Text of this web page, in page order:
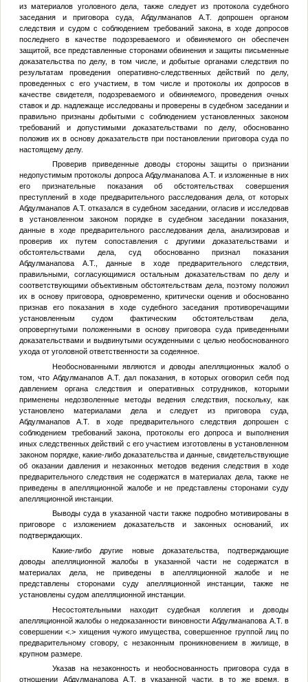
из материалов уголовного дела, также следует из протокола судебного
заседания и приговора суда, Абдулманапов А.Т. допрошен органом
следствия и судом с соблюдением требований закона, в ходе допросов
последнего в качестве подозреваемого и обвиняемого он обеспечен
защитой, все представленные сторонами обвинения и защиты письменные
доказательства по делу, в том числе, и добытые органами следствия по
результатам проведения оперативно-следственных действий по делу,
проведенных с его участием, в том числе и протоколы их допросов в
качестве свидетеля, подозреваемого и обвиняемого, проведения очных
ставок и др. надлежаще исследованы и проверены в судебном заседании и
правильно признаны добытыми с соблюдением установленных законом
требований и допустимыми доказательствами по делу, обоснованно
положив их в основу доказательств при постановлении приговора суда по
настоящему делу.
Проверив приведенные доводы стороны защиты о признании
недопустимым протоколы допроса Абдулманапова А.Т. и изложенные в них
его признательные показания об обстоятельствах совершения
преступлений в ходе предварительного расследования дела, от которых
Абдулманапов А.Т. отказался в судебном заседании, огласив и исследовав
в установленном законом порядке в судебном заседании показания,
данные в ходе предварительного расследования дела, анализировав и
проверив их путем сопоставления с другими доказательствами и
обстоятельствами дела, суд обоснованно признал показания
Абдулманапова А.Т., данные в ходе предварительного следствия,
правильными, согласующимися остальным доказательствам по делу и
соответствующими объективным обстоятельствам дела, поэтому положил
их в основу приговора, одновременно, критически оценив и обоснованно
признав его показания в ходе судебного заседания противоречащими
установленным судом фактическим обстоятельствам дела,
опровергнутыми положенными в основу приговора суда приведенными
доказательствами и выдвинутыми осужденными с целью необоснованного
ухода от уголовной ответственности за содеянное.
Необоснованными являются и доводы апелляционных жалоб о
том, что Абдулманапов А.Т. дал показания, в которых оговорил себя под
давлением органа следствия и оперативных сотрудников, которыми
применены недозволенные методы ведения следствия, поскольку, как
установлено материалами дела и следует из приговора суда,
Абдулманапов А.Т. в ходе предварительного следствия допрошен с
соблюдением требований закона, протоколы его допроса и выполнения
иных следственных действий с его участием изготовлены в установленном
законом порядке, какие-либо доказательства и данные, свидетельствующие
об оказании давления и незаконных методов ведения следствия в ходе
предварительного следствия не содержатся в материалах дела, также не
приведены в апелляционной жалобе и не представлены сторонами суду
апелляционной инстанции.
Выводы суда в указанной части также подробно мотивированы в
приговоре с изложением доказательств и законных оснований, их
подтверждающих.
Какие-либо другие новые доказательства, подтверждающие
доводы апелляционной жалобы в указанной части не содержатся в
материалах дела, не приведены в апелляционной жалобе и не
представлены сторонами суду апелляционной инстанции, также не
установлены судом апелляционной инстанции.
Несостоятельными находит судебная коллегия и доводы
апелляционной жалобы о недоказанности виновности Абдулманапова А.Т. в
совершении<.> хищения чужого имущества, совершенное группой лиц по
предварительному сговору, с незаконным проникновением в жилище, в
крупном размере.
Указав на незаконность и необоснованность приговора суда в
отношении Абдулманапова А.Т. в указанной части, в то же время, в